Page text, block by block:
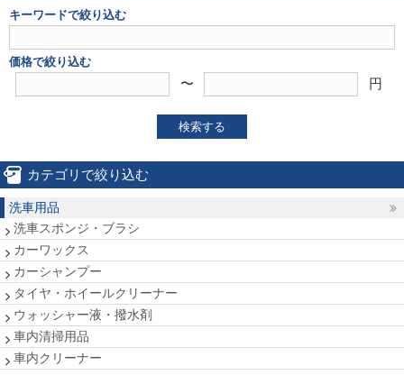
キーワードで絞り込む
価格で絞り込む
〜 円
検索する
カテゴリで絞り込む
洗車用品
洗車スポンジ・ブラシ
カーワックス
カーシャンプー
タイヤ・ホイールクリーナー
ウォッシャー液・撥水剤
車内清掃用品
車内クリーナー